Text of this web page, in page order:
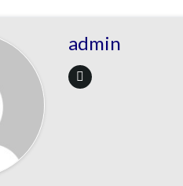
admin